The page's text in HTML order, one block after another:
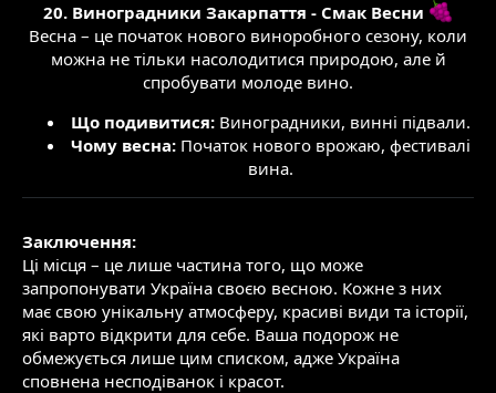
20. Виноградники Закарпаття - Смак Весни
Весна – це початок нового виноробного сезону, коли
можна не тільки насолодитися природою, але й
спробувати молоде вино.​
Що подивитися:Виноградники, винні підвали.​
Чому весна:Початок нового врожаю, фестивалі
вина.​
Заключення:
Ці місця – це лише частина того, що може
запропонувати Україна своєю весною. Кожне з них
має свою унікальну атмосферу, красиві види та історії,
які варто відкрити для себе. Ваша подорож не
обмежується лише цим списком, адже Україна
сповнена несподіванок і красот.